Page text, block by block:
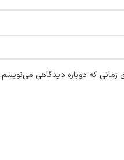
زمانی که دوباره دیدگاهی می‌نویسم.